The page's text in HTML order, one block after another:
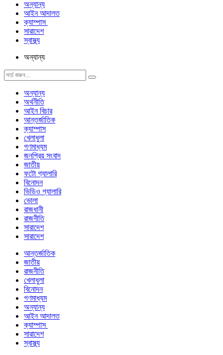
অন্যান্য
আইন আদালত
ক্যাম্পাস
সারাদেশ
স্বাস্থ্য
অন্যান্য
অন্যান্য
অর্থনীতি
আইন বিচার
আন্তর্জাতিক
ক্যাম্পাস
খেলাধুলা
গণমাধ্যম
জনপ্রিয় সংবাদ
জাতীয়
ফটো গ্যালারি
বিনোদন
ভিডিও গ্যালারি
ভোলা
রাজধানী
রাজনীতি
সারাদেশ
সারাদেশ
আন্তর্জাতিক
জাতীয়
রাজনীতি
খেলাধুলা
বিনোদন
গণমাধ্যম
অন্যান্য
আইন আদালত
ক্যাম্পাস
সারাদেশ
স্বাস্থ্য